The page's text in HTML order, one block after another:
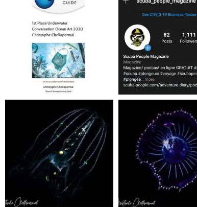
Jan 17 Nov 5
Sep 24
scuba_people_magazine